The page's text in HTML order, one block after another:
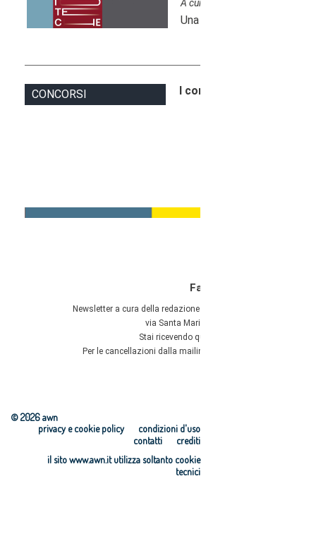
© 2026 awn
condizioni d'uso
privacy e cookie policy
crediti
contatti
il sito www.awn.it utilizza soltanto cookie
tecnici